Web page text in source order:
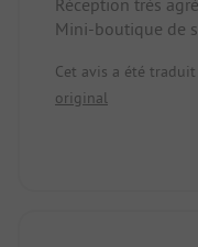
Mini-boutique de
supplémentaire
Camping très bien
chiens. Le
Cet avis a été
original